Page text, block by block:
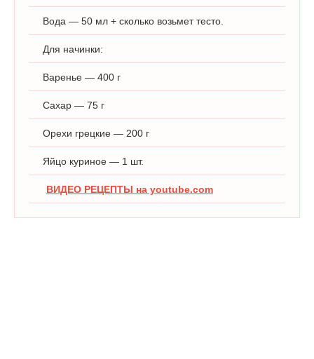
Вода — 50 мл + сколько возьмет тесто.
Для начинки:
Варенье — 400 г
Сахар — 75 г
Орехи грецкие — 200 г
Яйцо куриное — 1 шт.
ВИДЕО РЕЦЕПТЫ на youtube.com